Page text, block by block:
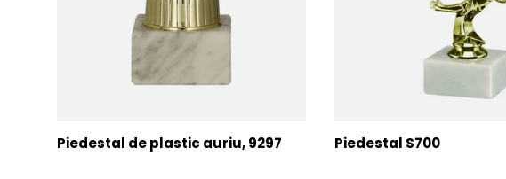
Piedestal de plastic auriu, 9297 Piedestal S700